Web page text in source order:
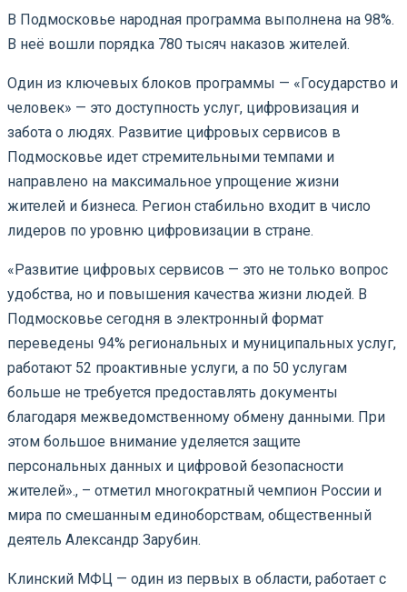
В Подмосковье народная программа выполнена на 98%.
В неё вошли порядка 780 тысяч наказов жителей.
Один из ключевых блоков программы — «Государство и
человек» — это доступность услуг, цифровизация и
забота о людях. Развитие цифровых сервисов в
Подмосковье идет стремительными темпами и
направлено на максимальное упрощение жизни
жителей и бизнеса. Регион стабильно входит в число
лидеров по уровню цифровизации в стране.
«Развитие цифровых сервисов — это не только вопрос
удобства, но и повышения качества жизни людей. В
Подмосковье сегодня в электронный формат
переведены 94% региональных и муниципальных услуг,
работают 52 проактивные услуги, а по 50 услугам
больше не требуется предоставлять документы
благодаря межведомственному обмену данными. При
этом большое внимание уделяется защите
персональных данных и цифровой безопасности
жителей»., – отметил многократный чемпион России и
мира по смешанным единоборствам, общественный
деятель Александр Зарубин.
Клинский МФЦ — один из первых в области, работает с